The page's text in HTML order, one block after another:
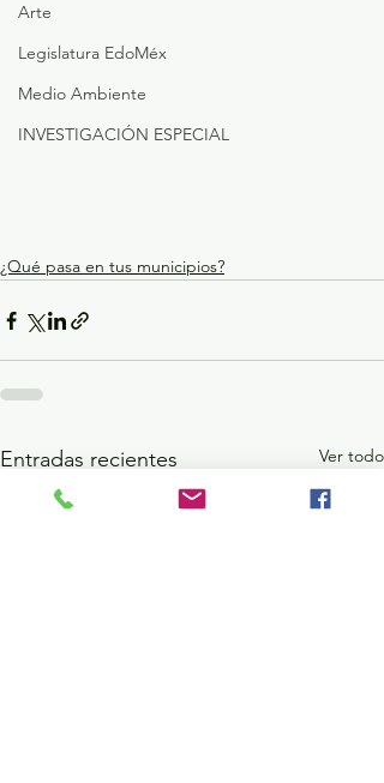
Arte
Legislatura EdoMéx
Medio Ambiente
INVESTIGACIÓN ESPECIAL
¿Qué pasa en tus municipios?
Entradas recientes Ver todo